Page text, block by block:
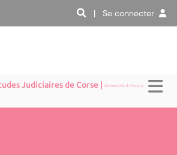
| Se connecter
Judiciaires de Corse |Università di Corsica